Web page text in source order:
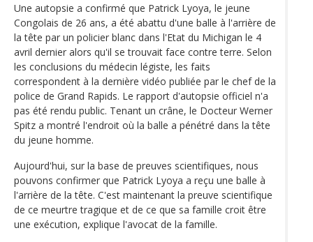
Une autopsie a confirmé que Patrick Lyoya, le jeune
Congolais de 26 ans, a été abattu d'une balle à l'arrière de
la tête par un policier blanc dans l'Etat du Michigan le 4
avril dernier alors qu'il se trouvait face contre terre. Selon
les conclusions du médecin légiste, les faits
correspondent à la dernière vidéo publiée par le chef de la
police de Grand Rapids. Le rapport d'autopsie officiel n'a
pas été rendu public. Tenant un crâne, le Docteur Werner
Spitz a montré l'endroit où la balle a pénétré dans la tête
du jeune homme.
Aujourd'hui, sur la base de preuves scientifiques, nous
pouvons confirmer que Patrick Lyoya a reçu une balle à
l'arrière de la tête. C'est maintenant la preuve scientifique
de ce meurtre tragique et de ce que sa famille croit être
une exécution, explique l'avocat de la famille.